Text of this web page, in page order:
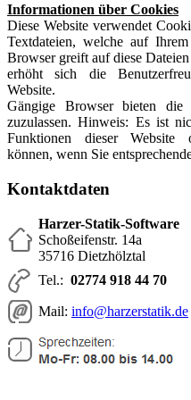
Informationen über Cookies
Diese Website verwendet
Textdateien, welche auf
Browser greift auf diese
erhöht sich die
Website.
Gängige Browser bieten die
zuzulassen. Hinweis: Es ist
Funktionen dieser Website
können, wenn Sie
Kontaktdaten
Harzer-Statik-Software
Schoßeifenstr. 14a
35716 Dietzhölztal
Tel.: 02774 918 44 70
Mail: info@harzerstatik.de